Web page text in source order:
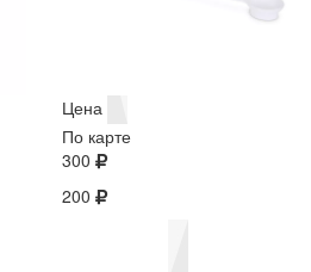
Цена
По карте
300
200